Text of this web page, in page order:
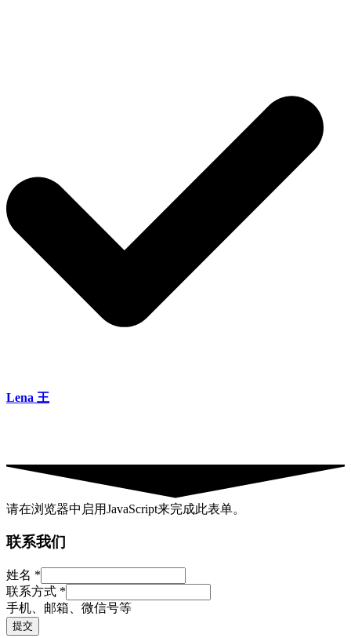
Lena 王
请在浏览器中启用JavaScript来完成此表单。
联系我们
联
系
方
式
姓名 *
联系方式 *
手机、邮箱、微信号等
提交